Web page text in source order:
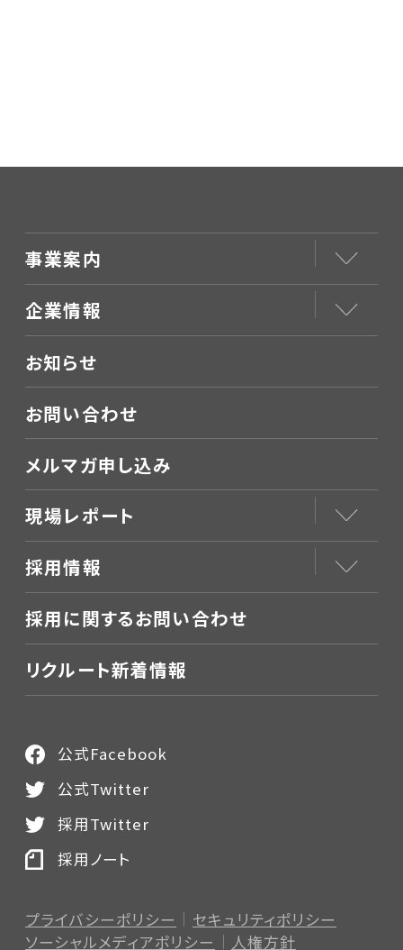
事業案内
企業情報
お知らせ
お問い合わせ
メルマガ申し込み
現場レポート
採用情報
採用に関するお問い合わせ
リクルート新着情報
プライバシーポリシー
セキュリティポリシー
ソーシャルメディアポリシー
人権方針
公式Facebook
公式Twitter
採用Twitter
採用ノート